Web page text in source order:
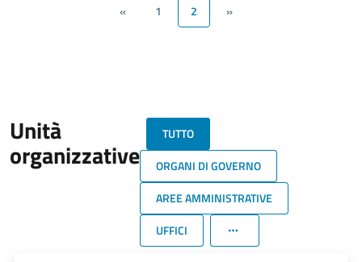
« 1 2 »
Unità
organizzative
TUTTO
ORGANI DI GOVERNO
AREE AMMINISTRATIVE
UFFICI